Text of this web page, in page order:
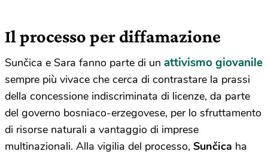
Il processo per diffamazione
Sunčica e Sara fanno parte di un attivismo giovanile
sempre più vivace che cerca di contrastare la prassi
della concessione indiscriminata di licenze, da parte
del governo bosniaco-erzegovese, per lo sfruttamento
di risorse naturali a vantaggio di imprese
multinazionali. Alla vigilia del processo, Sunčica ha